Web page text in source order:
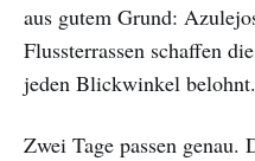
aus gutem Grund:
Flussterrassen schaffen
jeden Blickwinkel belohnt.
Zwei Tage passen